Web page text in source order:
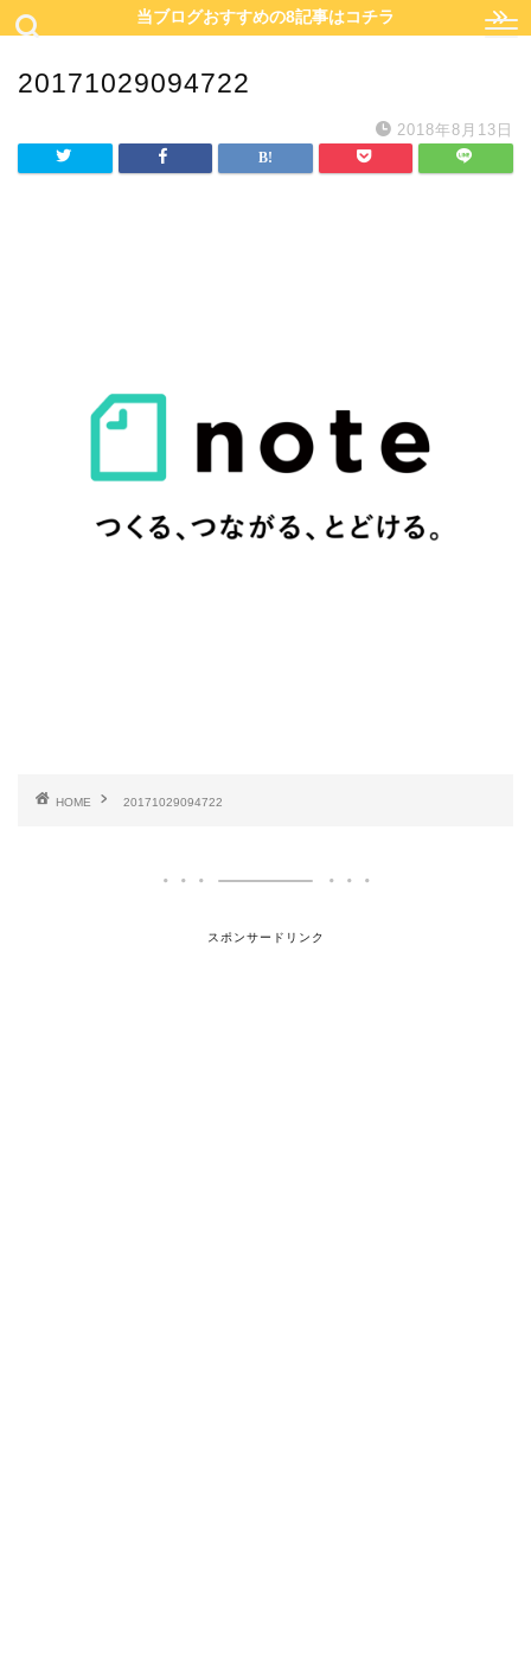
当ブログおすすめの8記事はコチラ
20171029094722
2018年8月13日
HOME 20171029094722
スポンサードリンク